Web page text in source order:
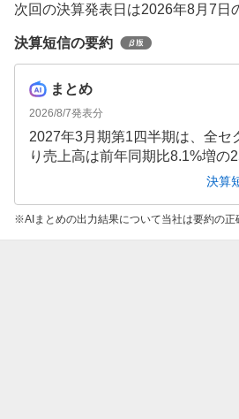
次回の決算発表日は2026年8月7日
決算短信の要約
まとめ
2026/8/7発表分
2027年3月期第1四半期は、全セ
り売上高は前年同期比8.1%増の
した。一方、アスベスト除去費
億円となりました。経常利益・
決算
AIまとめの出力結果について当社は要約の正